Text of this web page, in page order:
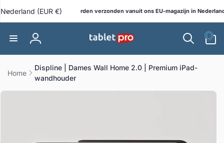
naar de
Alle bestellingen worden verzonden vanuit ons EU-magazijn in Nederland!
L
a
g
Nederland (EUR €)
Inloggen
0
artikelen
Home
Displine | Dames Wall Home 2.0 | Premium iPad-
wandhouder
naar